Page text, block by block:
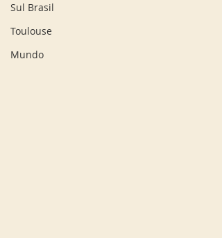
Sul Brasil
Toulouse
Mundo